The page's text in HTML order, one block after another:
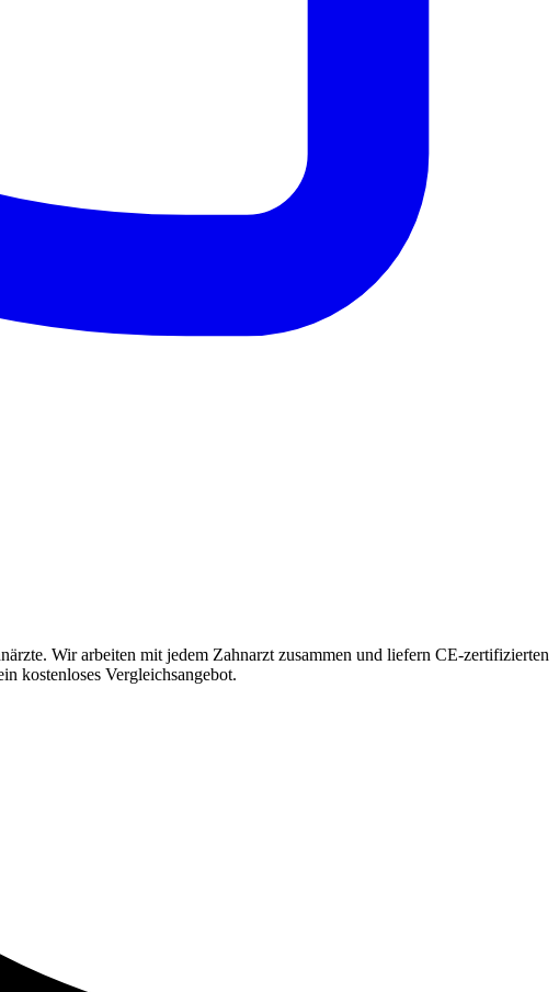
Wir arbeiten mit jedem Zahnarzt zusammen und liefern CE-zertifizierten
kostenloses Vergleichsangebot.